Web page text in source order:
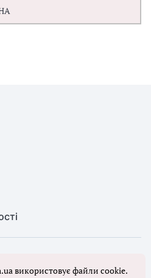
будь-яких матеріалів порталу,
використовує файли cookie.